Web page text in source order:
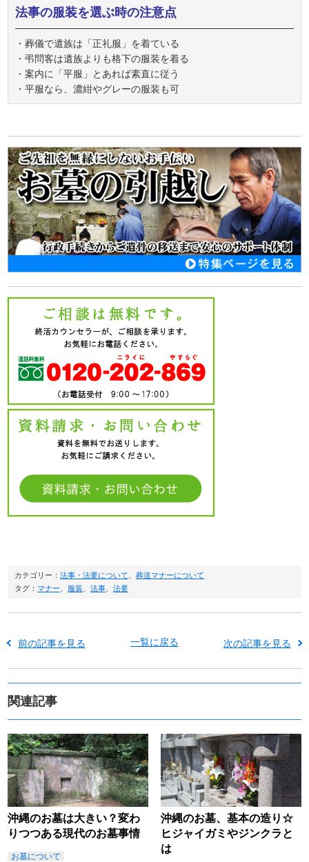
法事の服装を選ぶ時の注意点
・葬儀で遺族は「正礼服」を着ている
・弔問客は遺族よりも格下の服装を着る
・案内に「平服」とあれば素直に従う
・平服なら、濃紺やグレーの服装も可
カテゴリー：法事・法要について 、葬送マナーについて
タグ：マナー 服装 、法事 、法要
前の記事を見る 一覧に戻る 次の記事を見る
関連記事
沖縄のお墓は大きい？変わ
りつつある現代のお墓事情
お墓について
沖縄のお墓、基本の造り☆
ヒジャイガミやジンクラと
は